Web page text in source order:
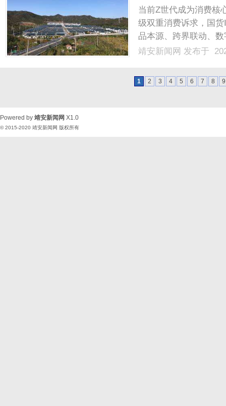
年轻化密码
当前Z世代成为消费核
级双重消费诉求，国
品本源、跨界联动、
老字号穿越消费周期
礼，到年轻人的盲盒
靖安新闻网 发布于
1 2 3 4 5 6 7 8 9
Powered by 靖安新闻网 X1.0
© 2015-2020 靖安新闻网 版权所有